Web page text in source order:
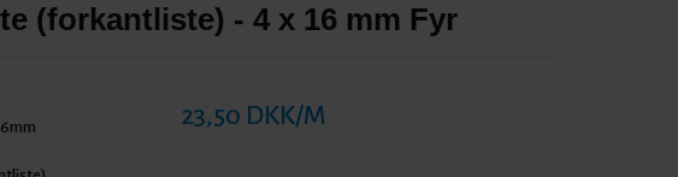
(forkantliste) - 4 x 16 mm Fyr
23,50 DKK/M